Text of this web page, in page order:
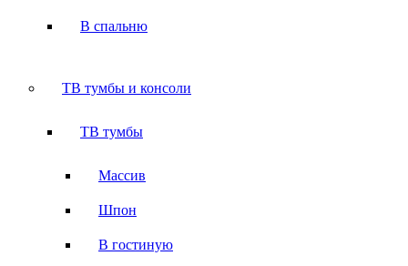
В спальню
ТВ тумбы и консоли
ТВ тумбы
Массив
Шпон
В гостиную